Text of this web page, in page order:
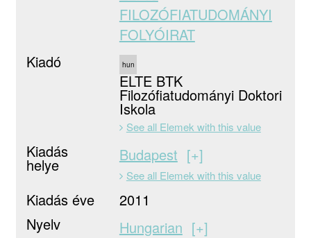
FILOZÓFIATUDOMÁNYI
FOLYÓIRAT
Kiadó
hun
ELTE BTK
Filozófiatudományi Doktori
Iskola
See all Elemek with this value
Kiadás
helye
Budapest
See all Elemek with this value
+
Kiadás éve
2011
Nyelv
Hungarian
+